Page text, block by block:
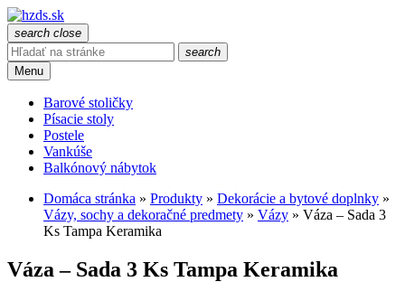
search close
search
Menu
Barové stoličky
Písacie stoly
Postele
Vankúše
Balkónový nábytok
Domáca stránka » Produkty » Dekorácie a bytové doplnky »
Vázy, sochy a dekoračné predmety » Vázy » Váza – Sada 3
Ks Tampa Keramika
Váza – Sada 3 Ks Tampa Keramika